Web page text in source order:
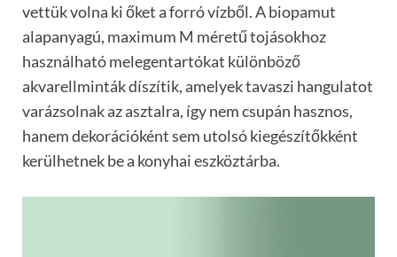
vettük volna ki őket a forró vízből. A biopamut
alapanyagú, maximum M méretű tojásokhoz
használható melegentartókat különböző
akvarellminták díszítik, amelyek tavaszi hangulatot
varázsolnak az asztalra, így nem csupán hasznos,
hanem dekorációként sem utolsó kiegészítőkként
kerülhetnek be a konyhai eszköztárba.